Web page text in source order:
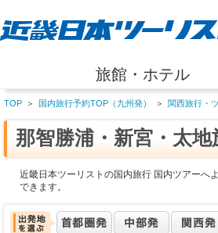
旅館・ホテル
TOP ＞ 国内旅行予約TOP（九州発） ＞ 関西旅行・
那智勝浦・新宮・太
近畿日本ツーリストの国内旅行 国内ツアーへ
できます。